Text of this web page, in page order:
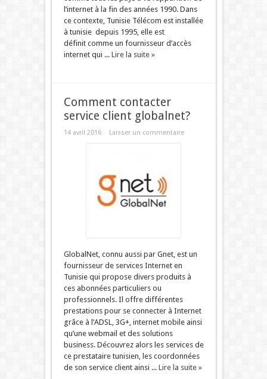
l’internet à la fin des années 1990. Dans
ce contexte, Tunisie Télécom est installée
à tunisie depuis 1995, elle est
définit comme un fournisseur d’accès
internet qui ... Lire la suite »
Comment contacter
service client globalnet?
14 avril 2016 Laisser un commentaire
GlobalNet, connu aussi par Gnet, est un
fournisseur de services Internet en
Tunisie qui propose divers produits à
ces abonnées particuliers ou
professionnels. Il offre différentes
prestations pour se connecter à Internet
grâce à l’ADSL, 3G+, internet mobile ainsi
qu’une webmail et des solutions
business. Découvrez alors les services de
ce prestataire tunisien, les coordonnées
de son service client ainsi ... Lire la suite »